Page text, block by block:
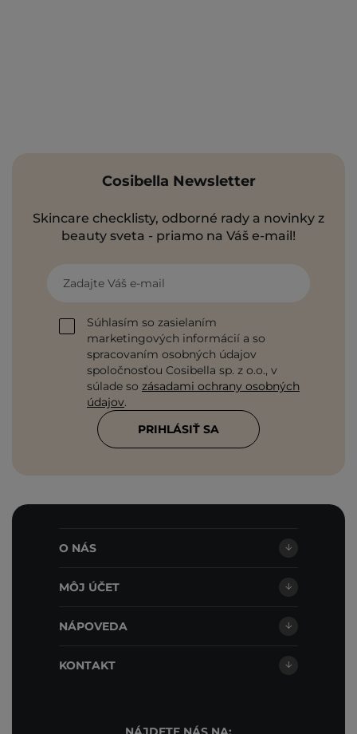
Cosibella Newsletter
Skincare checklisty, odborné rady a novinky z
beauty sveta - priamo na Váš e-mail!
Zadajte Váš e-mail
Súhlasím so zasielaním
marketingových informácií a so
spracovaním osobných údajov
spoločnosťou Cosibella sp. z o.o., v
súlade so zásadami ochrany osobných
údajov.
PRIHLÁSIŤ SA
O NÁS
MÔJ ÚČET
NÁPOVEDA
KONTAKT